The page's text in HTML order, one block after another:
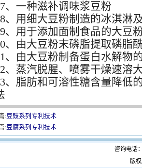
、一种滋补调味浆豆粉
、用细大豆粉制造的冰淇淋
、用于添加面制食品的大豆
、由大豆粉末磷脂提取磷脂
、由大豆粉制备蛋白水解物
、蒸汽脱腥、喷雾干燥速溶
、脂肪和可溶性糖含量降低
:豆豉系列专利技术
:豆腐系列专利技术
咨询电话
版